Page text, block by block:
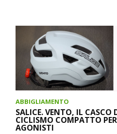
ABBIGLIAMENTO
SALICE. VENTO, IL CASCO
CICLISMO COMPATTO PER
AGONISTI